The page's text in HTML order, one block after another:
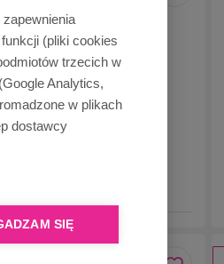
(pliki cookies
trzecich w
Analytics,
w plikach
dostawcy
SIĘ
BRASILIA